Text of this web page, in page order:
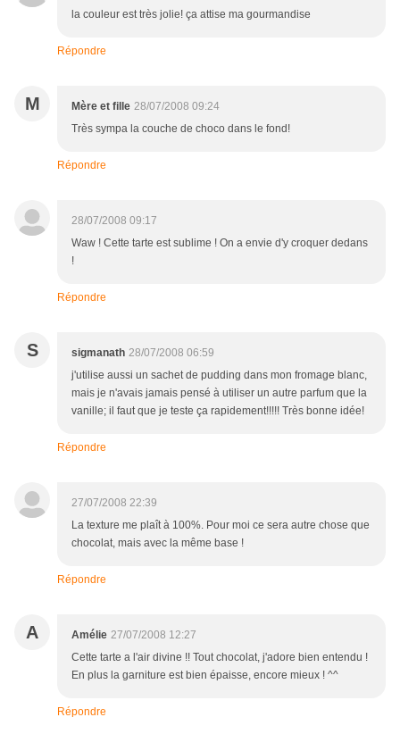
la couleur est très jolie! ça attise ma gourmandise
Répondre
M Mère et fille 28/07/2008 09:24
Très sympa la couche de choco dans le fond!
Répondre
28/07/2008 09:17
Waw ! Cette tarte est sublime ! On a envie d'y croquer dedans
!
Répondre
S sigmanath 28/07/2008 06:59
j'utilise aussi un sachet de pudding dans mon fromage blanc,
mais je n'avais jamais pensé à utiliser un autre parfum que la
vanille; il faut que je teste ça rapidement!!!!! Très bonne idée!
Répondre
27/07/2008 22:39
La texture me plaît à 100%. Pour moi ce sera autre chose que
chocolat, mais avec la même base !
Répondre
A Amélie 27/07/2008 12:27
Cette tarte a l'air divine !! Tout chocolat, j'adore bien entendu !
En plus la garniture est bien épaisse, encore mieux ! ^^
Répondre